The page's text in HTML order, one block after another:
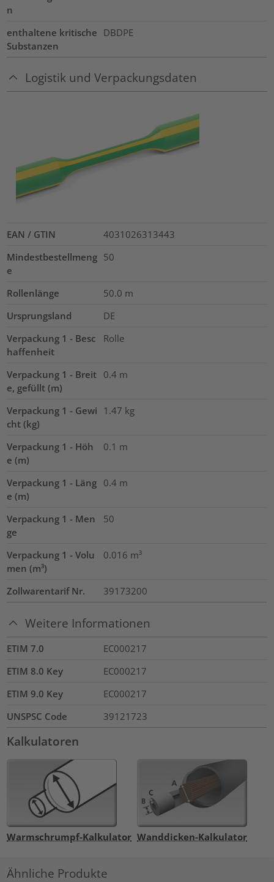
n
enthaltene kritische
Substanzen
DBDPE
Logistik und Verpackungsdaten
EAN / GTIN
4031026313443
Mindestbestellmeng
e
50
Rollenlänge 50.0 m
Ursprungsland
DE
Verpackung 1 - Besc
haffenheit
Rolle
Verpackung 1 - Breit
e, gefüllt (m)
0.4 m
Verpackung 1 - Gewi
cht (kg)
1.47 kg
Verpackung 1 - Höh
e (m)
0.1 m
Verpackung 1 - Läng
e (m)
0.4 m
Verpackung 1 - Men
ge
50
Verpackung 1 - Volu
men (m³)
0.016 m³
Zollwarentarif Nr. 39173200
Weitere Informationen
ETIM 7.0
EC000217
ETIM 8.0 Key
EC000217
ETIM 9.0 Key
EC000217
UNSPSC Code
39121723
Kalkulatoren
Warmschrumpf-Kalkulator Wanddicken-Kalkulator
Ähnliche Produkte